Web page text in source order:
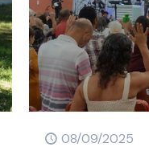
08/09/2025